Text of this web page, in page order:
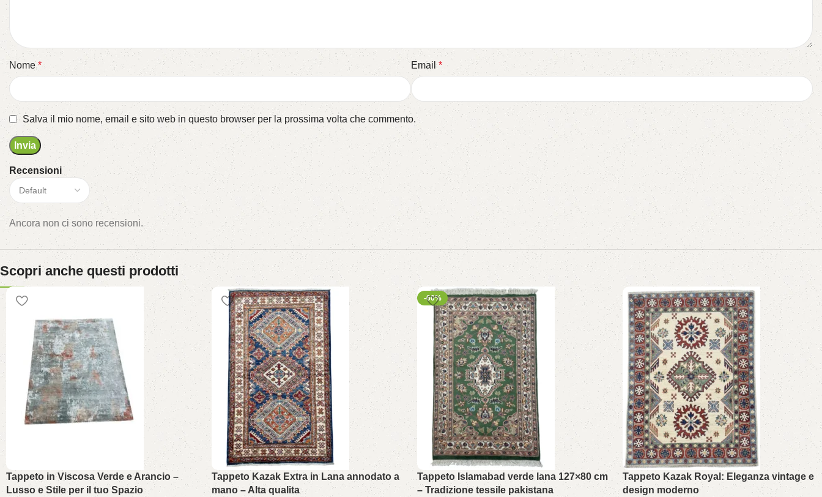
Recensioni
Ancora non ci sono recensioni.
Nome* Email*
Salva il mio nome, email e sito web in questo browser per la prossima volta che commento.
Scopri anche questi prodotti
Tappeto in Viscosa Verde e Arancio –
Lusso e Stile per il tuo Spazio
Tappeto Kazak Extra in Lana annodato a
mano – Alta qualita
-60%
Tappeto Islamabad verde lana 127×80 cm
– Tradizione tessile pakistana
Tappeto Kazak Royal: Eleganza vintage e
design moderno